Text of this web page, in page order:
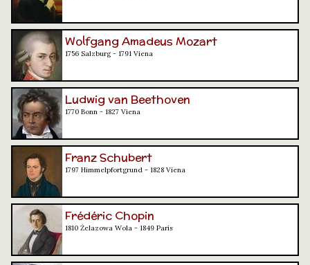
Wolfgang Amadeus Mozart
1756 Salzburg - 1791 Viena
Ludwig van Beethoven
1770 Bonn - 1827 Viena
Franz Schubert
1797 Himmelpfortgrund - 1828 Viena
Frédéric Chopin
1810 Żelazowa Wola - 1849 París